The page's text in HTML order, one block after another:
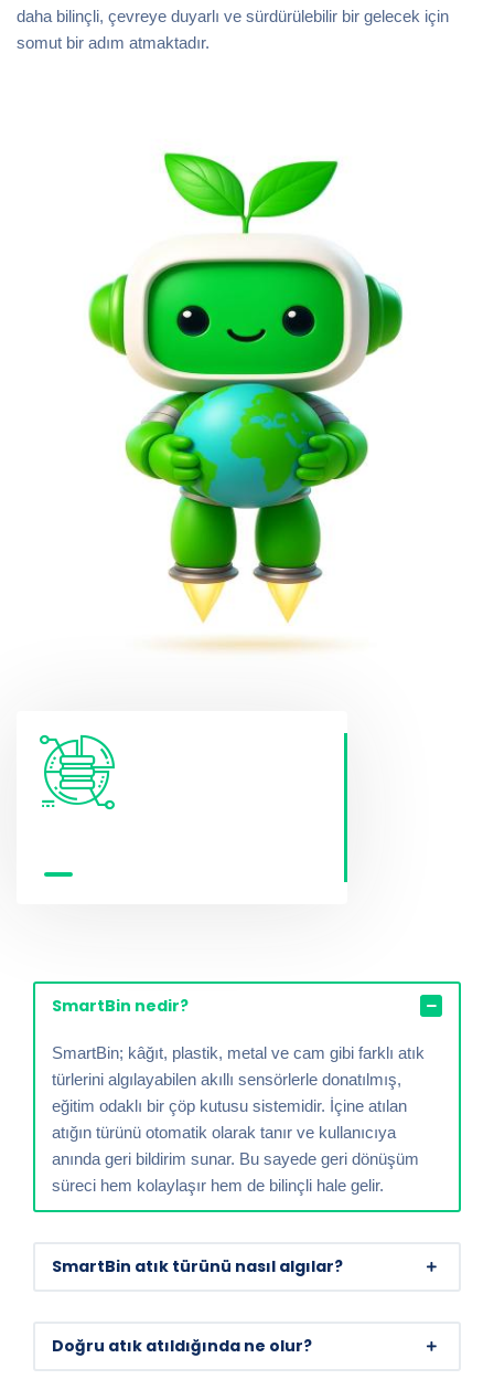
daha bilinçli, çevreye duyarlı ve sürdürülebilir bir gelecek için
somut bir adım atmaktadır.
SmartBin nedir?
SmartBin; kâğıt, plastik, metal ve cam gibi farklı atık
türlerini algılayabilen akıllı sensörlerle donatılmış,
eğitim odaklı bir çöp kutusu sistemidir. İçine atılan
atığın türünü otomatik olarak tanır ve kullanıcıya
anında geri bildirim sunar. Bu sayede geri dönüşüm
süreci hem kolaylaşır hem de bilinçli hale gelir.
SmartBin atık türünü nasıl algılar?
Doğru atık atıldığında ne olur?